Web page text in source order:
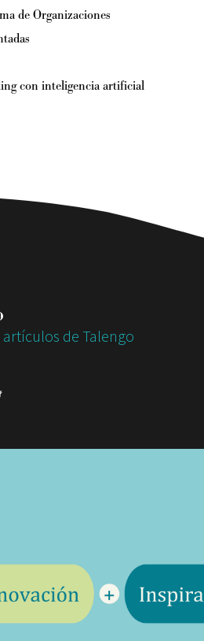
de Organizaciones
con inteligencia artificial
de Talengo